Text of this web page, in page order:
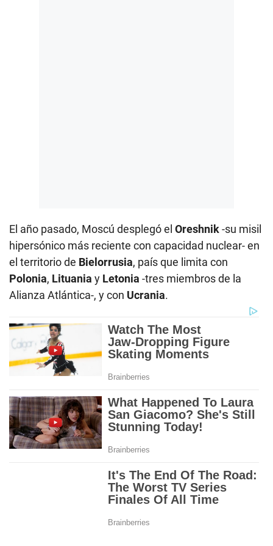
El año pasado, Moscú desplegó el Oreshnik-su misil
hipersónico más reciente con capacidad nuclear- en
el territorio de Bielorrusia, país que limita con
Polonia, Lituania y Letonia -tres miembros de la
Alianza Atlántica-, y con Ucrania.